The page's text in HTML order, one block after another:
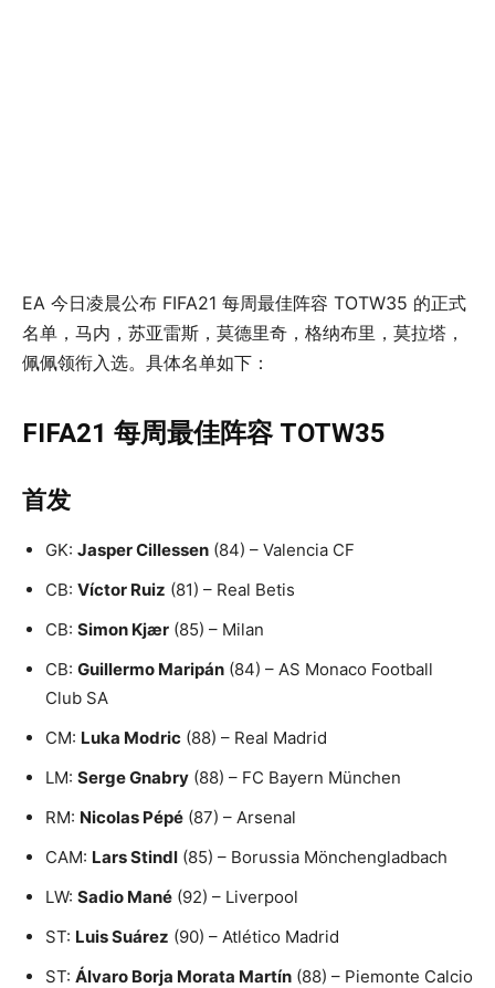
EA 今日凌晨公布 FIFA21 每周最佳阵容 TOTW35 的正式
名单，马内，苏亚雷斯，莫德里奇，格纳布里，莫拉塔，
佩佩领衔入选。具体名单如下：
FIFA21 每周最佳阵容 TOTW35
首发
GK: Jasper Cillessen (84) – Valencia CF
CB: Víctor Ruiz (81) – Real Betis
CB: Simon Kjær (85) – Milan
CB: Guillermo Maripán (84) – AS Monaco Football
Club SA
CM: Luka Modric (88) – Real Madrid
LM: Serge Gnabry (88) – FC Bayern München
RM: Nicolas Pépé (87) – Arsenal
CAM: Lars Stindl (85) – Borussia Mönchengladbach
LW: Sadio Mané (92) – Liverpool
ST: Luis Suárez (90) – Atlético Madrid
ST: Álvaro Borja Morata Martín (88) – Piemonte Calcio